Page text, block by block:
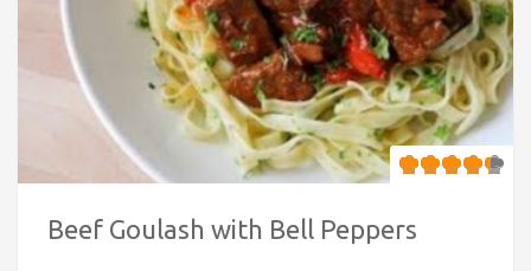
Beef Goulash with Bell Peppers